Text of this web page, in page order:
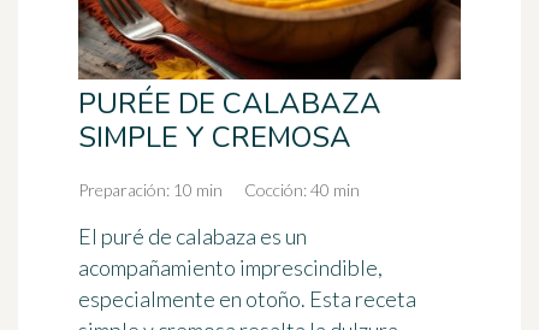
PURÉE DE CALABAZA
SIMPLE Y CREMOSA
Preparación: 10 min Cocción: 40 min
El puré de calabaza es un
acompañamiento imprescindible,
especialmente en otoño. Esta receta